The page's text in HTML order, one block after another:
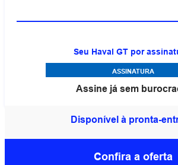
Seu Haval GT por
ASSINATURA
Assine já sem
Disponível à pronta-
Confira a oferta